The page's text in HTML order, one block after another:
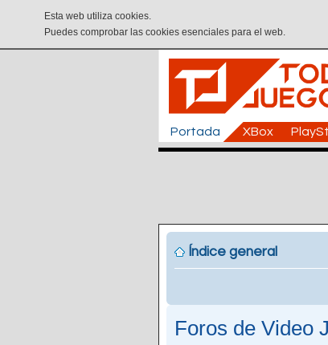
Esta web utiliza cookies.
Puedes comprobar las cookies esenciales para el web.
Portada XBox
Índice general
Foros de Video